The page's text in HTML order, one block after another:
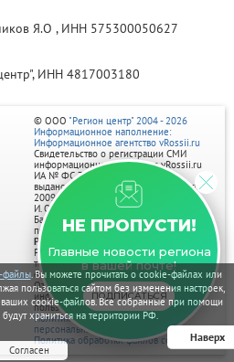
файлы. Вы можете прочитать о cookie-файлах или
пользоваться сайтом без изменения настроек,
ваших cookie-файлов. Все собранные при помощи
храниться на территории РФ.
Согласен
Наверх
Я.О , ИНН 575300050627
ИНН 4817003180
НЕ ПРОПУСТИ!
Главные новости региона
в вашей почте!
ПОДПИСАТЬСЯ
© ООО "Регион центр" 2004 - 2026
Информационное наполнение:
Информационное агентство vRossii.ru
Свидетельство о регистрации СМИ
информационного агентства vRossii.ru
ИА № ФС 77‑35502
выдано РОСКОМНАДЗОРом 04 марта
2009г.
И. О. Главного редактора Нарыков А. Н.
Баннеры на портале размещаются на
правах рекламы.
Реклама на портале:
Рекламное агентство "Умный маркетинг"
тел. 7-910-267-70-40,
email: umnyy.marketing@yandex.ru
Отдельные публикации могут содержать
информацию, не предназначенную для
пользователей до 18 лет.
Политика в отношении обработки
персональных данных
Политика обработки файлов cookie